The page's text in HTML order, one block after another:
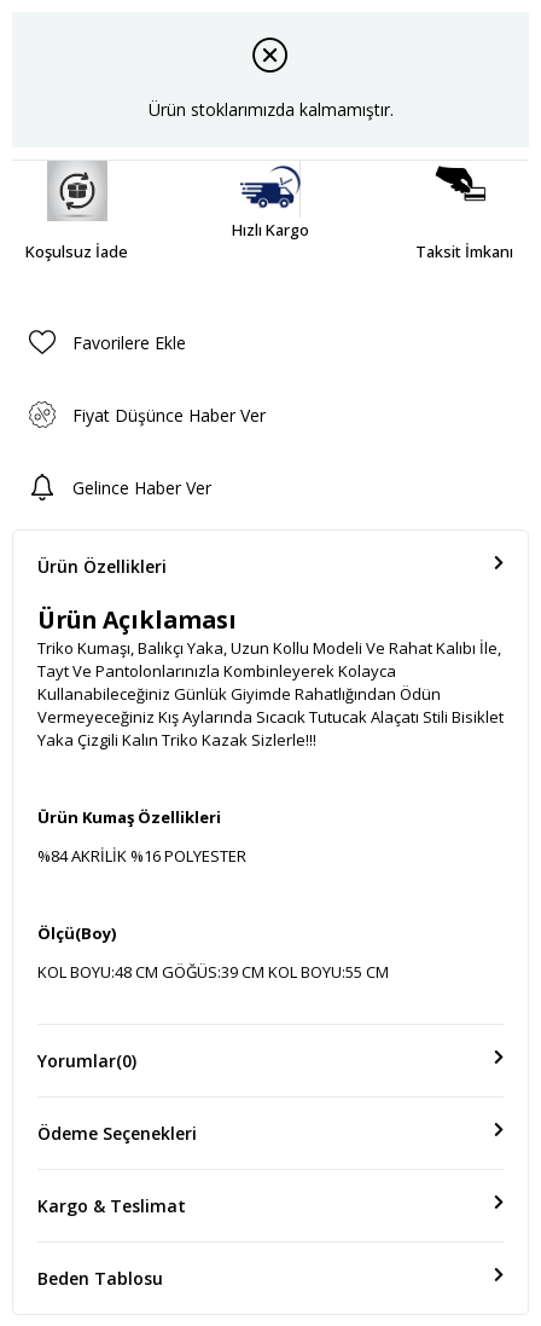
Ürün stoklarımızda kalmamıştır.
Koşulsuz İade
Hızlı Kargo
Taksit İmkanı
Favorilere Ekle
Fiyat Düşünce Haber Ver
Gelince Haber Ver
Ürün Özellikleri
Ürün Açıklaması
Triko Kumaşı, Balıkçı Yaka, Uzun Kollu Modeli Ve Rahat Kalıbı İle,
Tayt Ve Pantolonlarınızla Kombinleyerek Kolayca
Kullanabileceğiniz Günlük Giyimde Rahatlığından Ödün
Vermeyeceğiniz Kış Aylarında Sıcacık Tutucak Alaçatı Stili Bisiklet
Yaka Çizgili Kalın Triko Kazak Sizlerle!!!
Ürün Kumaş Özellikleri
%84 AKRİLİK %16 POLYESTER
Ölçü(Boy)
KOL BOYU:48 CM GÖĞÜS:39 CM KOL BOYU:55 CM
Yorumlar(0)
Ödeme Seçenekleri
Kargo & Teslimat
Beden Tablosu